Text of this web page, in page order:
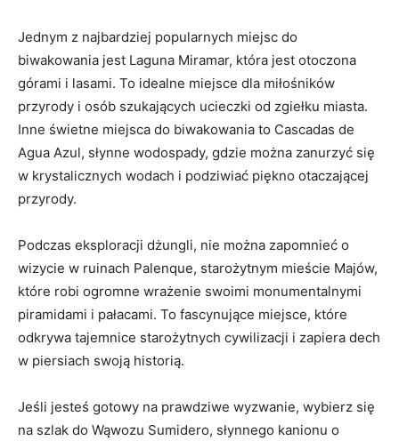
Jednym z najbardziej popularnych miejsc do
biwakowania jest Laguna Miramar, która jest otoczona
górami i lasami. To idealne miejsce dla miłośników
przyrody i osób szukających ucieczki od zgiełku miasta.
Inne świetne miejsca do biwakowania to Cascadas de
Agua Azul, słynne wodospady, gdzie można zanurzyć się
w krystalicznych wodach i podziwiać piękno otaczającej
przyrody.
Podczas eksploracji dżungli, nie można zapomnieć o
wizycie w ruinach Palenque, starożytnym mieście Majów,
które robi ogromne wrażenie swoimi monumentalnymi
piramidami i pałacami. To fascynujące miejsce, które
odkrywa tajemnice starożytnych cywilizacji i zapiera dech
w piersiach swoją historią.
Jeśli jesteś gotowy na prawdziwe wyzwanie, wybierz się
na szlak do Wąwozu Sumidero, słynnego kanionu o